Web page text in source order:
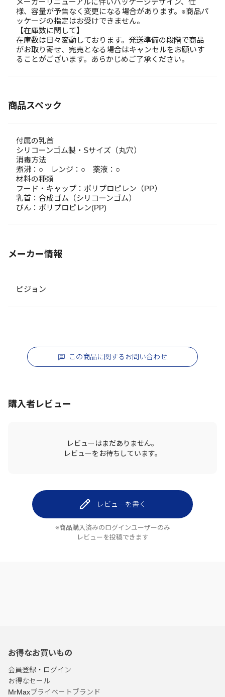
メーカーリニューアルに伴いパッケージデザイン、仕
様、容量が予告なく変更になる場合があります。※商品パ
ッケージの指定はお受けできません。
【在庫数に関して】
在庫数は日々変動しております。発送準備の段階で商品
がお取り寄せ、完売となる場合はキャンセルをお願いす
ることがございます。あらかじめご了承ください。
商品スペック
付属の乳首
シリコーンゴム製・Sサイズ（丸穴）
消毒方法
煮沸：○ レンジ：○ 薬液：○
材料の種類
フード・キャップ：ポリプロピレン（PP）
乳首：合成ゴム（シリコーンゴム）
びん：ポリプロピレン(PP)
メーカー情報
ピジョン
この商品に関するお問い合わせ
購入者レビュー
レビューはまだありません。
レビューをお待ちしています。
レビューを書く
※商品購入済みのログインユーザーのみ
レビューを投稿できます
お得なお買いもの
会員登録・ログイン
お得なセール
MrMaxプライベートブランド